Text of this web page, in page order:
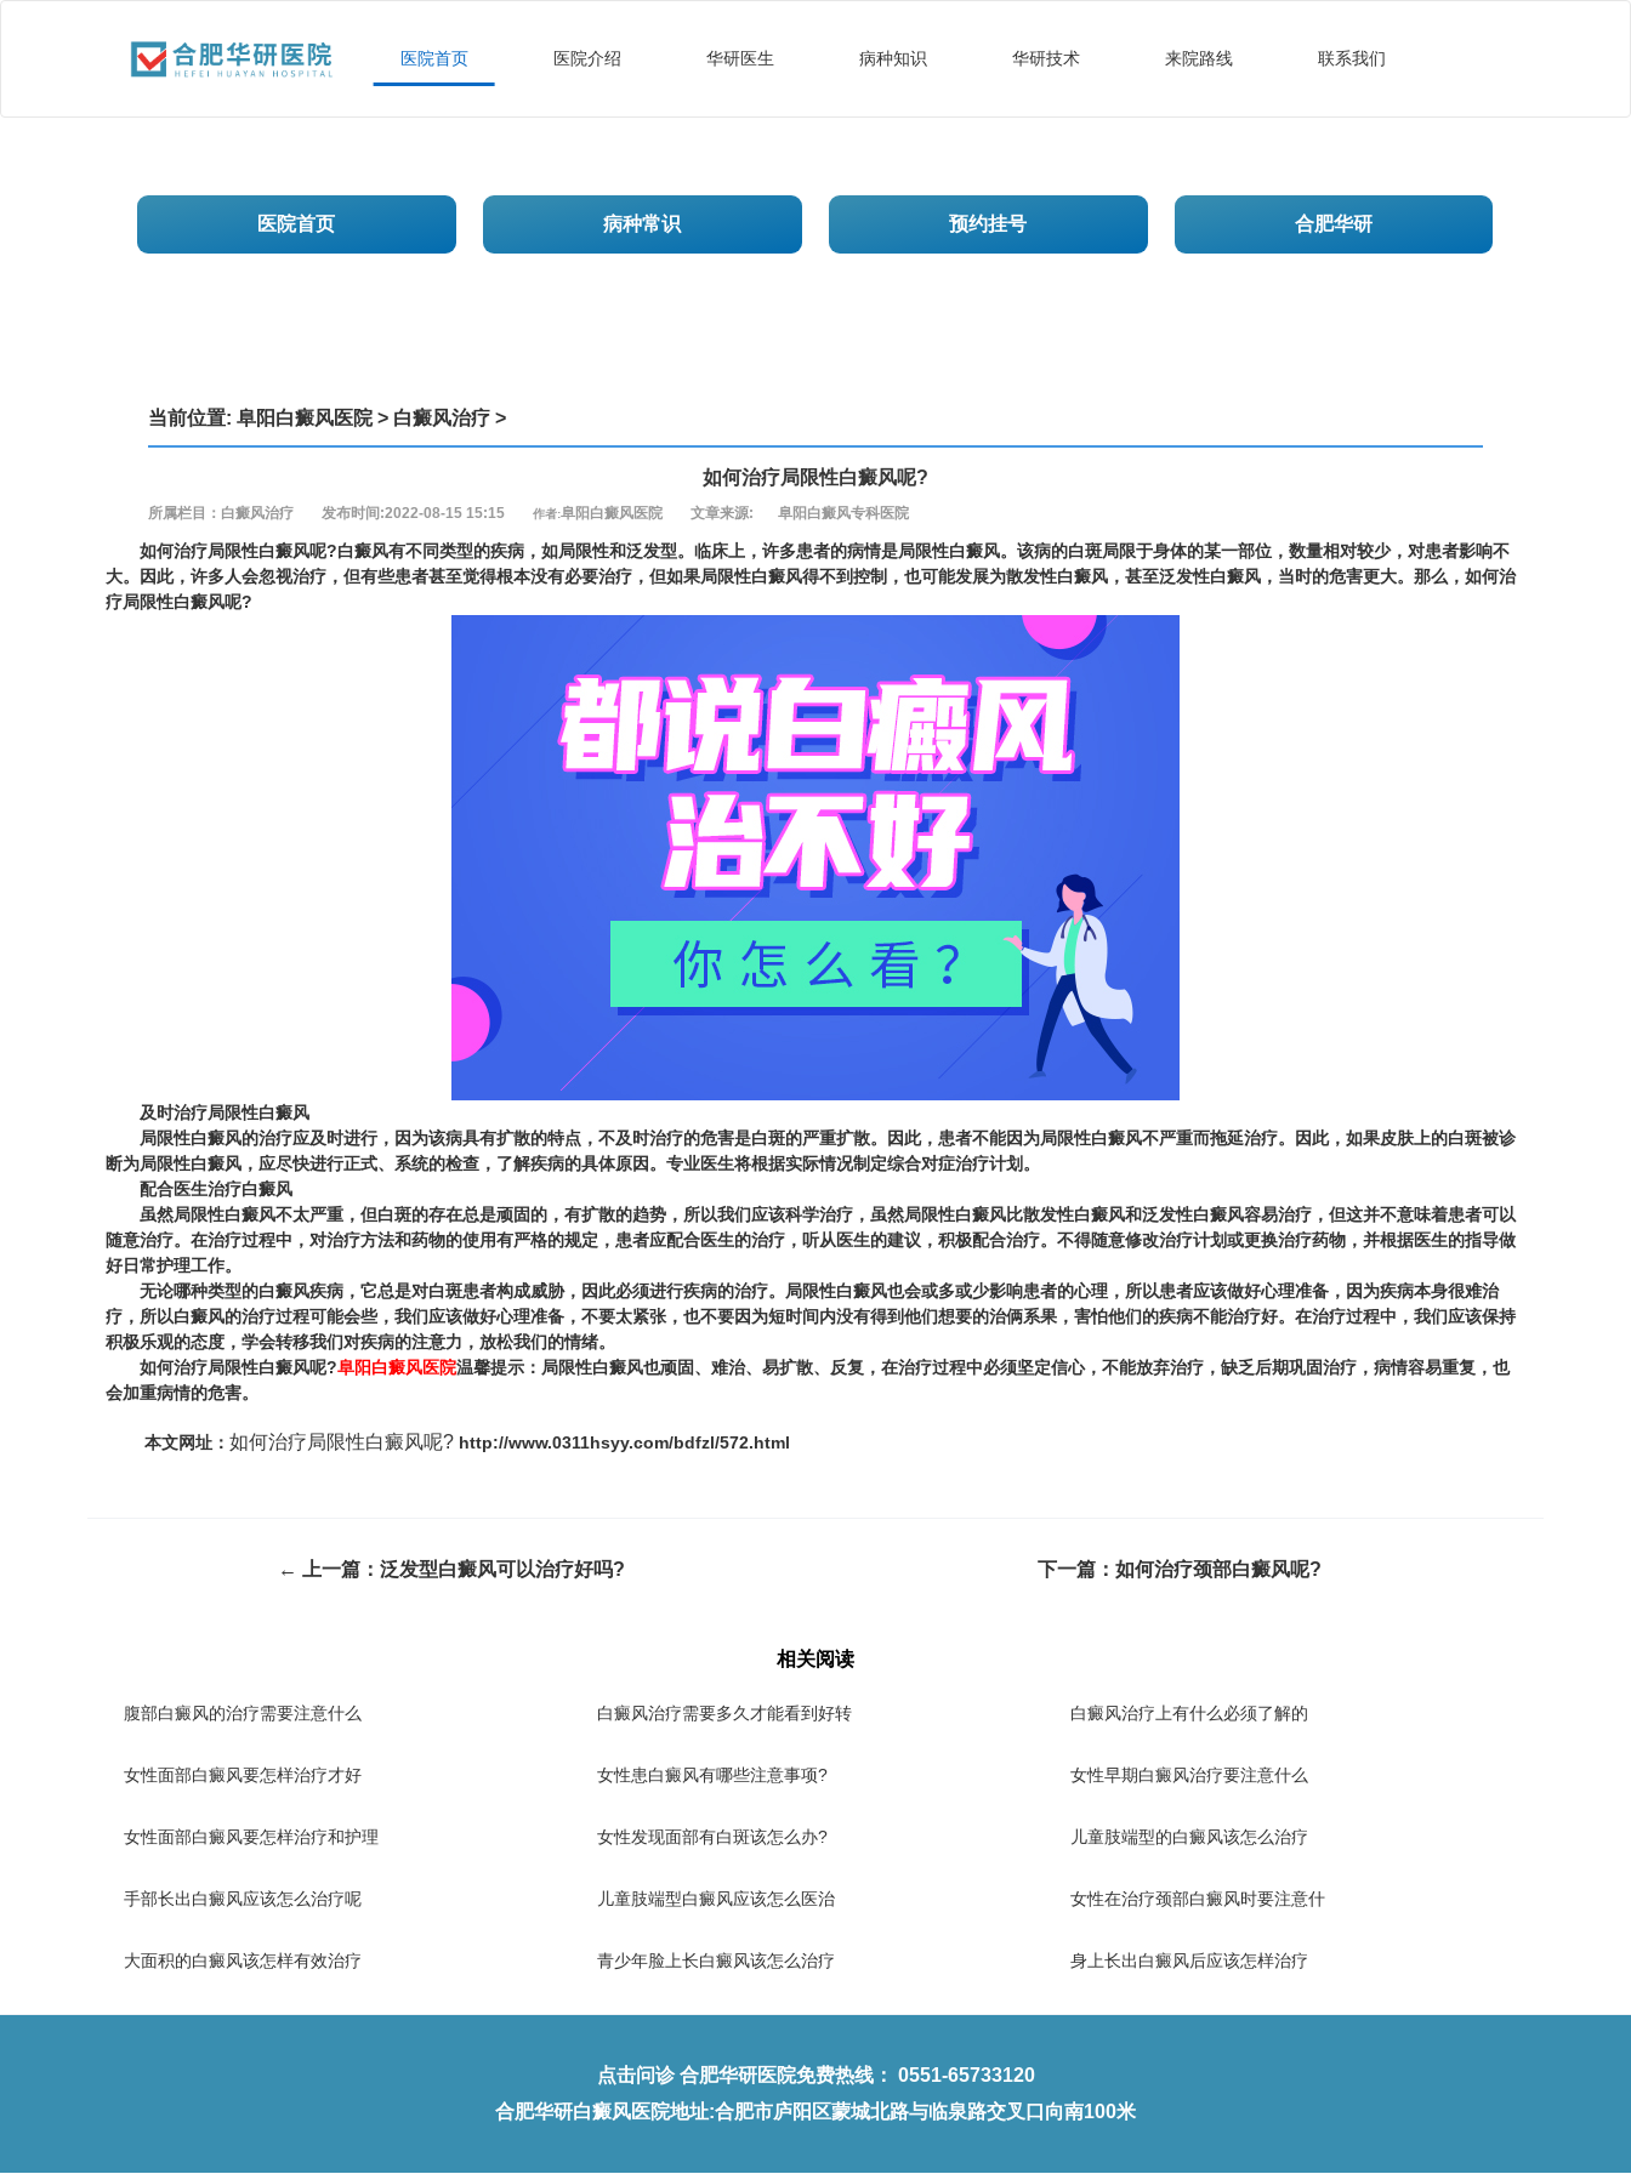
医院首页 医院介绍 华研医生 病种知识 华研技术 来院路线 联系我们
医院首页 病种常识 预约挂号 合肥华研
当前位置:阜阳白癜风医院> 白癜风治疗 >
如何治疗局限性白癜风呢?
所属栏目：白癜风治疗 发布时间:2022-08-15 15:15 作者:阜阳白癜风医院 文章来源: 阜阳白癜风专科医院
如何治疗局限性白癜风呢?白癜风有不同类型的疾病，如局限性和泛发型。临床上，许多患者的病情是局限性白癜风。该病的白斑局限于身体的某一部位，数量相对较少，对患者影响不
大。因此，许多人会忽视治疗，但有些患者甚至觉得根本没有必要治疗，但如果局限性白癜风得不到控制，也可能发展为散发性白癜风，甚至泛发性白癜风，当时的危害更大。那么，如何治
疗局限性白癜风呢?
及时治疗局限性白癜风
局限性白癜风的治疗应及时进行，因为该病具有扩散的特点，不及时治疗的危害是白斑的严重扩散。因此，患者不能因为局限性白癜风不严重而拖延治疗。因此，如果皮肤上的白斑被诊
断为局限性白癜风，应尽快进行正式、系统的检查，了解疾病的具体原因。专业医生将根据实际情况制定综合对症治疗计划。
配合医生治疗白癜风
虽然局限性白癜风不太严重，但白斑的存在总是顽固的，有扩散的趋势，所以我们应该科学治疗，虽然局限性白癜风比散发性白癜风和泛发性白癜风容易治疗，但这并不意味着患者可以
随意治疗。在治疗过程中，对治疗方法和药物的使用有严格的规定，患者应配合医生的治疗，听从医生的建议，积极配合治疗。不得随意修改治疗计划或更换治疗药物，并根据医生的指导做
好日常护理工作。
无论哪种类型的白癜风疾病，它总是对白斑患者构成威胁，因此必须进行疾病的治疗。局限性白癜风也会或多或少影响患者的心理，所以患者应该做好心理准备，因为疾病本身很难治
疗，所以白癜风的治疗过程可能会些，我们应该做好心理准备，不要太紧张，也不要因为短时间内没有得到他们想要的治俩系果，害怕他们的疾病不能治疗好。在治疗过程中，我们应该保持
积极乐观的态度，学会转移我们对疾病的注意力，放松我们的情绪。
如何治疗局限性白癜风呢?阜阳白癜风医院温馨提示：局限性白癜风也顽固、难治、易扩散、反复，在治疗过程中必须坚定信心，不能放弃治疗，缺乏后期巩固治疗，病情容易重复，也
会加重病情的危害。
本文网址： 如何治疗局限性白癜风呢? http://www.0311hsyy.com/bdfzl/572.html
← 上一篇： 泛发型白癜风可以治疗好吗? 下一篇： 如何治疗颈部白癜风呢?
相关阅读
腹部白癜风的治疗需要注意什么 白癜风治疗需要多久才能看到好转 白癜风治疗上有什么必须了解的
女性面部白癜风要怎样治疗才好 女性患白癜风有哪些注意事项? 女性早期白癜风治疗要注意什么
女性面部白癜风要怎样治疗和护理 女性发现面部有白斑该怎么办? 儿童肢端型的白癜风该怎么治疗
手部长出白癜风应该怎么治疗呢 儿童肢端型白癜风应该怎么医治 女性在治疗颈部白癜风时要注意什
大面积的白癜风该怎样有效治疗 青少年脸上长白癜风该怎么治疗 身上长出白癜风后应该怎样治疗
点击问诊合肥华研医院免费热线： 0551-65733120
合肥华研白癜风医院地址:合肥市庐阳区蒙城北路与临泉路交叉口向南100米